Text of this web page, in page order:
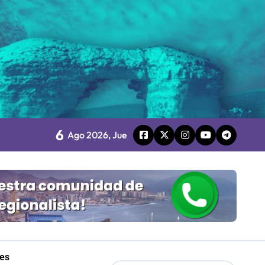
100% estatal
2.0”
6 Ago 2026, Jue